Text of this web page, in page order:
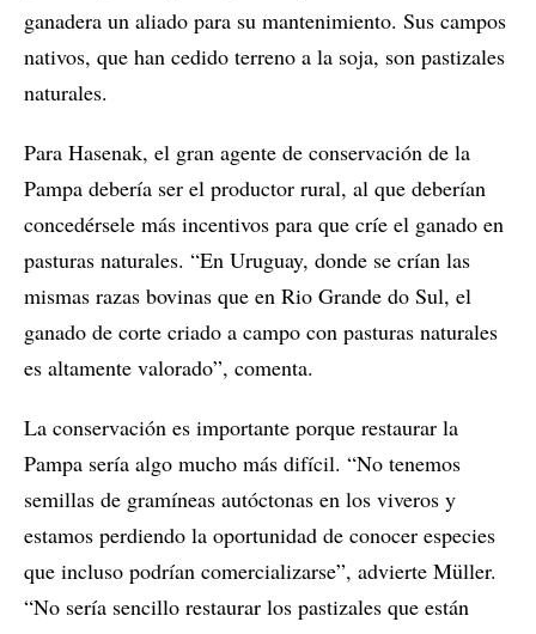
ganadera un aliado para su mantenimiento. Sus campos
nativos, que han cedido terreno a la soja, son pastizales
naturales.
Para Hasenak, el gran agente de conservación de la
Pampa debería ser el productor rural, al que deberían
concedérsele más incentivos para que críe el ganado en
pasturas naturales. “En Uruguay, donde se crían las
mismas razas bovinas que en Rio Grande do Sul, el
ganado de corte criado a campo con pasturas naturales
es altamente valorado”, comenta.
La conservación es importante porque restaurar la
Pampa sería algo mucho más difícil. “No tenemos
semillas de gramíneas autóctonas en los viveros y
estamos perdiendo la oportunidad de conocer especies
que incluso podrían comercializarse”, advierte Müller.
“No sería sencillo restaurar los pastizales que están